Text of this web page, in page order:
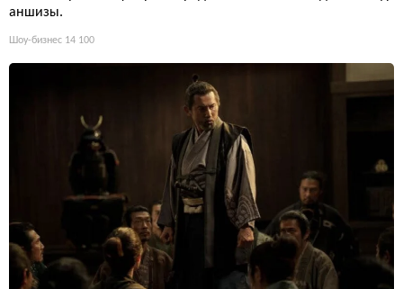
аншизы.
Шоу-бизнес 14 100